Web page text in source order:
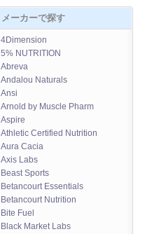
メーカーで探す
4Dimension
5% NUTRITION
Abreva
Andalou Naturals
Ansi
Arnold by Muscle Pharm
Aspire
Athletic Certified Nutrition
Aura Cacia
Axis Labs
Beast Sports
Betancourt Essentials
Betancourt Nutrition
Bite Fuel
Black Market Labs